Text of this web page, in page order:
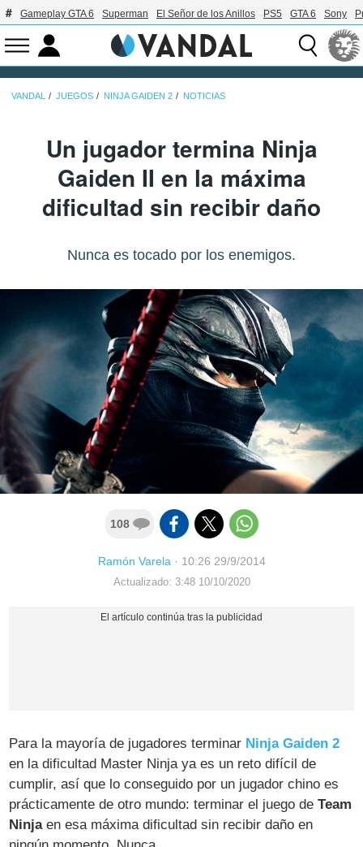
Gameplay GTA 6 Superman El Señor de los Anillos PS5 GTA 6 Sony
VANDAL JUEGOS NINJA GAIDEN 2 NOTICIAS
Un jugador termina Ninja
Gaiden II en la máxima
dificultad sin recibir daño
Nunca es tocado por los enemigos.
108
Ramón Varela· 10:26 29/9/2014
Actualizado: 3:48 10/10/2020
Para la mayoría de jugadores terminar Ninja Gaiden 2
en la dificultad Master Ninja ya es un reto difícil de
cumplir, así que lo conseguido por un jugador chino es
prácticamente de otro mundo: terminar el juego deTeam
Ninjaen esa máxima dificultad sin recibir daño en